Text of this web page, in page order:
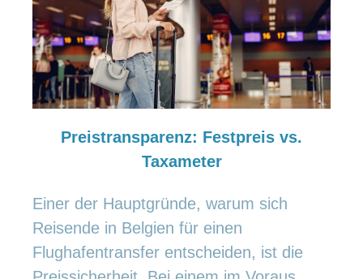
Preistransparenz: Festpreis vs.
Taxameter
Einer der Hauptgründe, warum sich
Reisende in Belgien für einen
Flughafentransfer entscheiden, ist die